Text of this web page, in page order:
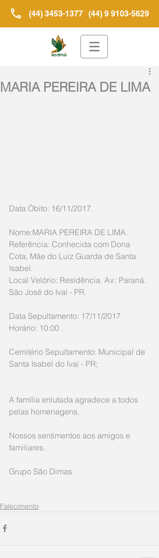
(44) 3453-1377 (44) 9 9103-5629
MARIA PEREIRA DE LIMA
Data Óbito: 16/11/2017.
Nome:MARIA PEREIRA DE LIMA.
Referência: Conhecida com Dona
Cota, Mãe do Luiz Guarda de Santa
Isabel.
Local Velório: Residência. Av.: Paraná.
São José do Ivaí - PR.
Data Sepultamento: 17/11/2017
Horário: 10:00 .
Cemitério Sepultamento: Municipal de
Santa Isabel do Ivaí - PR;
A família enlutada agradece a todos
pelas homenagens.
Nossos sentimentos aos amigos e
familiares.
Grupo São Dimas
Falecimento